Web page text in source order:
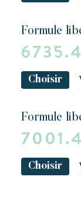
formule
Choisir
formule
Choisir